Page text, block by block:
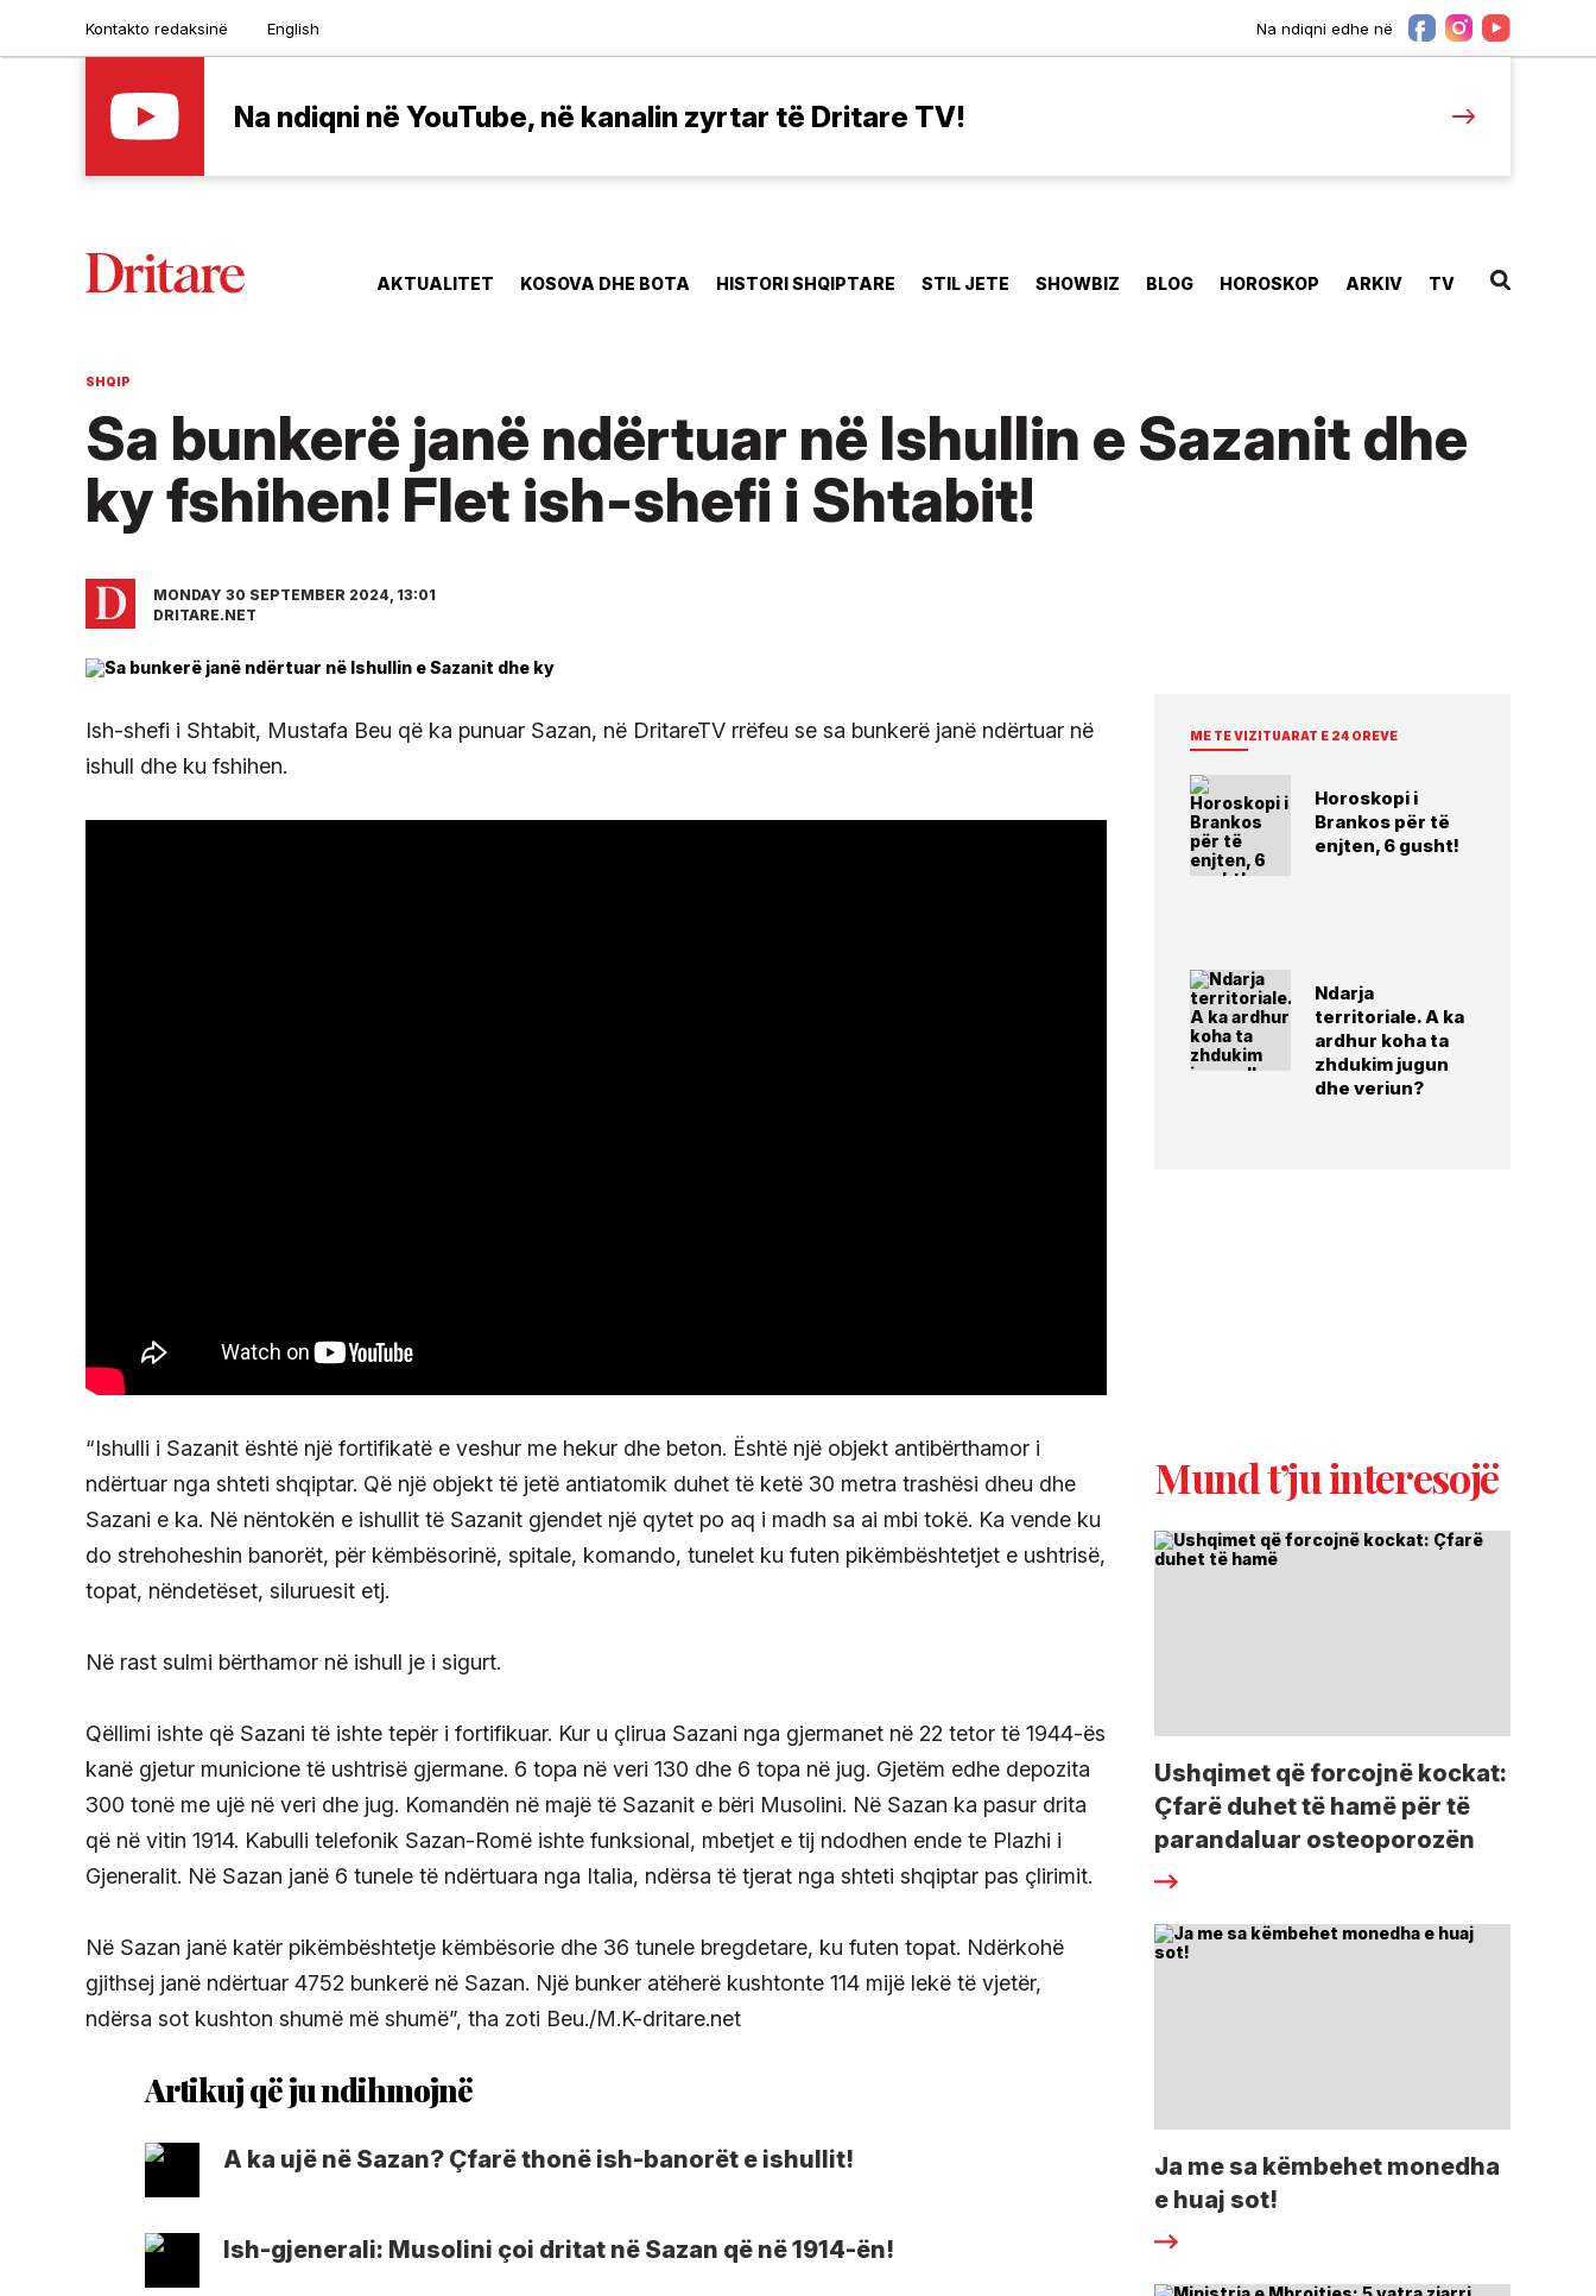
Kontakto redaksinë English Na ndiqni edhe në
Na ndiqni në YouTube, në kanalin zyrtar të Dritare TV!
AKTUALITET KOSOVA DHE BOTA HISTORI SHQIPTARE STIL JETE SHOWBIZ BLOG HOROSKOP ARKIV TV
SHQIP
Sa bunkerë janë ndërtuar në Ishullin e Sazanit dhe
ky fshihen! Flet ish-shefi i Shtabit!
MONDAY 30 SEPTEMBER 2024, 13:01
DRITARE.NET
Ish-shefi i Shtabit, Mustafa Beu që ka punuar Sazan, në DritareTV rrëfeu se sa bunkerë janë ndërtuar në
ishull dhe ku fshihen.
“Ishulli i Sazanit është një fortifikatë e veshur me hekur dhe beton. Është një objekt antibërthamor i
ndërtuar nga shteti shqiptar. Që një objekt të jetë antiatomik duhet të ketë 30 metra trashësi dheu dhe
Sazani e ka. Në nëntokën e ishullit të Sazanit gjendet një qytet po aq i madh sa ai mbi tokë. Ka vende ku
do strehoheshin banorët, për këmbësorinë, spitale, komando, tunelet ku futen pikëmbështetjet e ushtrisë,
topat, nëndetëset, siluruesit etj.
Në rast sulmi bërthamor në ishull je i sigurt.
Qëllimi ishte që Sazani të ishte tepër i fortifikuar. Kur u çlirua Sazani nga gjermanet në 22 tetor të 1944-ës
kanë gjetur municione të ushtrisë gjermane. 6 topa në veri 130 dhe 6 topa në jug. Gjetëm edhe depozita
300 tonë me ujë në veri dhe jug. Komandën në majë të Sazanit e bëri Musolini. Në Sazan ka pasur drita
që në vitin 1914. Kabulli telefonik Sazan-Romë ishte funksional, mbetjet e tij ndodhen ende te Plazhi i
Gjeneralit. Në Sazan janë 6 tunele të ndërtuara nga Italia, ndërsa të tjerat nga shteti shqiptar pas çlirimit.
Në Sazan janë katër pikëmbështetje këmbësorie dhe 36 tunele bregdetare, ku futen topat. Ndërkohë
gjithsej janë ndërtuar 4752 bunkerë në Sazan. Një bunker atëherë kushtonte 114 mijë lekë të vjetër,
ndërsa sot kushton shumë më shumë”, tha zoti Beu./M.K-dritare.net
A ka ujë në Sazan? Çfarë thonë ish-banorët e ishullit!
Ish-gjenerali: Musolini çoi dritat në Sazan që në 1914-ën!
ME TE VIZITUARAT E 24 OREVE
Horoskopi i
Brankos për të
enjten, 6 gusht!
Ndarja
territoriale. A ka
ardhur koha ta
zhdukim jugun
dhe veriun?
Mund t’ju interesojë
Ushqimet që forcojnë kockat:
Çfarë duhet të hamë për të
parandaluar osteoporozën
Ja me sa këmbehet monedha
e huaj sot!